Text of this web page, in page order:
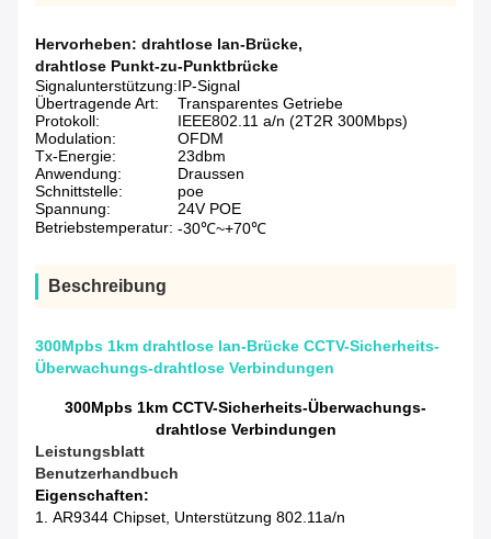
Hervorheben: drahtlose lan-Brücke,
drahtlose Punkt-zu-Punktbrücke
Signalunterstützung:IP-Signal
Übertragende Art:
Transparentes Getriebe
Protokoll:
IEEE802.11 a/n (2T2R 300Mbps)
Modulation:
OFDM
Tx-Energie:
23dbm
Anwendung:
Draussen
Schnittstelle:
poe
Spannung:
24V POE
Betriebstemperatur: -30℃~+70℃
Beschreibung
300Mpbs 1km drahtlose lan-Brücke CCTV-Sicherheits-
Überwachungs-drahtlose Verbindungen
300Mpbs 1km CCTV-Sicherheits-Überwachungs-
drahtlose Verbindungen
Leistungsblatt
Benutzerhandbuch
Eigenschaften:
1. AR9344 Chipset, Unterstützung 802.11a/n